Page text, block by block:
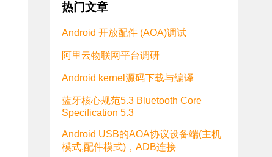
热门文章
Android 开放配件 (AOA)调试
阿里云物联网平台调研
Android kernel源码下载与编译
蓝牙核心规范5.3 Bluetooth Core
Specification 5.3
Android USB的AOA协议设备端(主机
模式,配件模式)，ADB连接